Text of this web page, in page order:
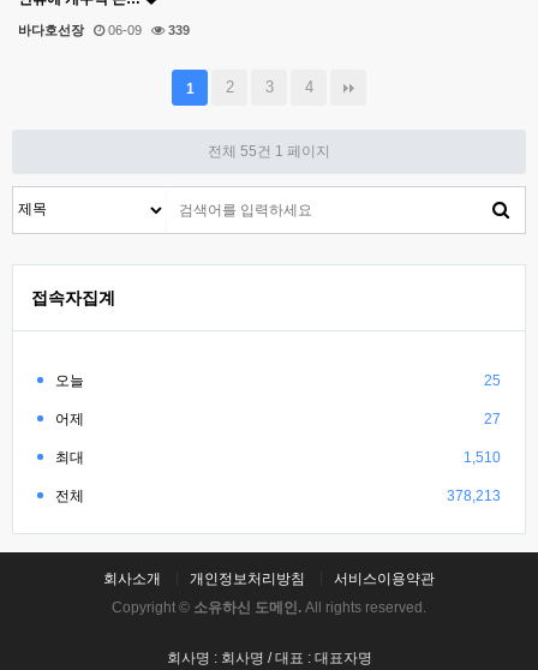
바다호선장 06-09 339
1 2 3 4
전체 55건 1 페이지
접속자집계
오늘 25
어제 27
최대 1,510
전체 378,213
회사소개 개인정보처리방침
서비스이용약관
Copyright © 소유하신 도메인. All rights reserved.
회사명 : 회사명 / 대표 : 대표자명